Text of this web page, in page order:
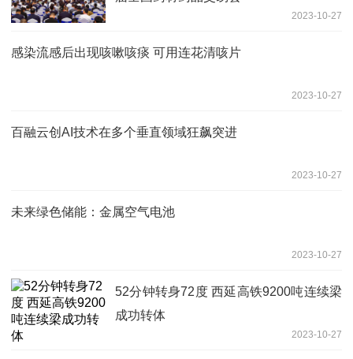
2023-10-27
感染流感后出现咳嗽咳痰 可用连花清咳片
2023-10-27
百融云创AI技术在多个垂直领域狂飙突进
2023-10-27
未来绿色储能：金属空气电池
2023-10-27
52分钟转身72度 西延高铁9200吨连续梁
成功转体
2023-10-27